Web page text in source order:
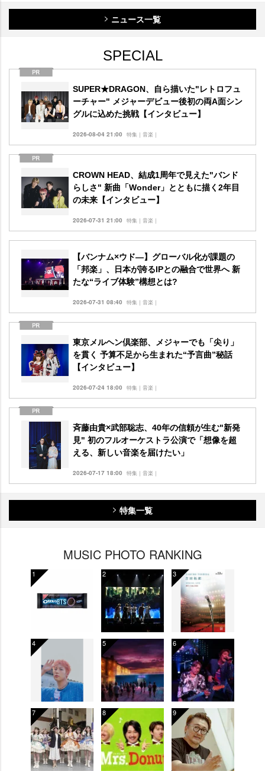
ニュース一覧
SPECIAL
SUPER★DRAGON、自ら描いた"レトロフュ
ーチャー" メジャーデビュー後初の両A面シン
グルに込めた挑戦【インタビュー】
2026-08-04 21:00 特集｜音楽｜
CROWN HEAD、結成1周年で見えた"バンド
らしさ" 新曲「Wonder」とともに描く2年目
の未来【インタビュー】
2026-07-31 21:00 特集｜音楽｜
【バンナム×ウド―】グローバル化が課題の
「邦楽」、日本が誇るIPとの融合で世界へ 新
たな“ライブ体験”構想とは?
2026-07-31 08:40 特集｜音楽｜
東京メルヘン倶楽部、メジャーでも「尖り」
を貫く 予算不足から生まれた“予言曲”秘話
【インタビュー】
2026-07-24 18:00 特集｜音楽｜
斉藤由貴×武部聡志、40年の信頼が生む"新発
見" 初のフルオーケストラ公演で「想像を超
える、新しい音楽を届けたい」
2026-07-17 18:00 特集｜音楽｜
特集一覧
MUSIC PHOTO RANKING